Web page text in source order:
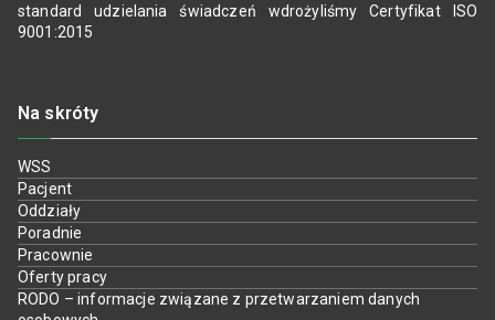
standard udzielania świadczeń wdrożyliśmy Certyfikat ISO
9001:2015
Na skróty
WSS
Pacjent
Oddziały
Poradnie
Pracownie
Oferty pracy
RODO – informacje związane z przetwarzaniem danych